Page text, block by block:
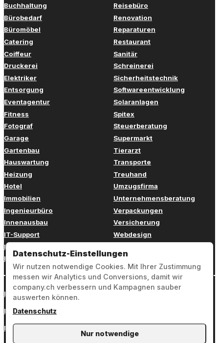
Buchhaltung
Bürobedarf
Büromöbel
Catering
Coiffeur
Druckerei
Elektriker
Entsorgung
Eventagentur
Fitness
Fotograf
Garage
Gartenbau
Hauswartung
Heizung
Hotel
Immobilien
Ingenieurbüro
Innenausbau
IT-Support
Kinderbetreuung
Kosmetik
Reisebüro
Renovation
Reparaturen
Restaurant
Sanitär
Schreinerei
Sicherheitstechnik
Softwareentwicklung
Solaranlagen
Spitex
Steuerberatung
Supermarkt
Tierarzt
Transporte
Treuhand
Umzugsfirma
Unternehmensberatung
Verpackungen
Versicherung
Webdesign
Zahnarzt
Login
Impressum
Datenschutz
Datenschutz-Einstellungen
Wir nutzen notwendige Cookies. Mit Ihrer Zustimmung
messen wir Analytics und Conversions, damit wir
company.ch verbessern und Kampagnen sauber
auswerten können.
Datenschutz
Nur notwendige